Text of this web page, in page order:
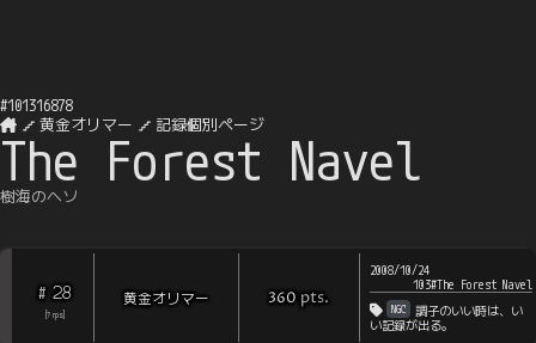
#101316878
黄金オリマー
記録個別ページ
The Forest Navel
樹海のヘソ
# 28
? rps]
黄金オリマー 360 pts.
2008/10/24
103#The Forest Navel
NGC
調子のいい時は、い
い記録が出る。